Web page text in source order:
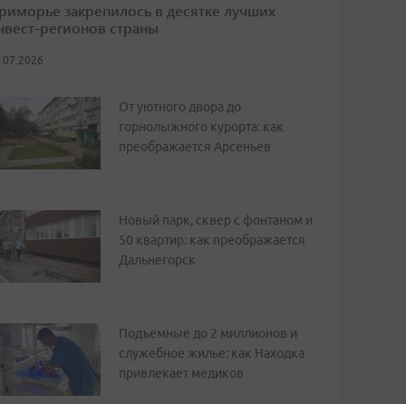
закрепилось в десятке лучших
регионов страны
От уютного двора до
горнолыжного курорта: как
преображается Арсеньев
Новый парк, сквер с фонтаном и
50 квартир: как преображается
Дальнегорск
Подъемные до 2 миллионов и
служебное жилье: как Находка
привлекает медиков